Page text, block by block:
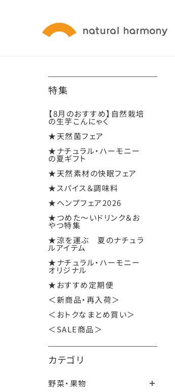
特集
【8月のおすすめ】自然栽培
の生芋こんにゃく
★天然菌フェア
★ナチュラル・ハーモニー
の夏ギフト
★天然素材の快眠フェア
★スパイス＆調味料
★ヘンプフェア2026
★つめた～いドリンク＆お
やつ特集
★涼を運ぶ 夏のナチュラ
ルアイテム
★ナチュラル・ハーモニー
オリジナル
★おすすめ定期便
＜新商品・再入荷＞
＜おトクなまとめ買い＞
＜SALE商品＞
カテゴリ
野菜・果物